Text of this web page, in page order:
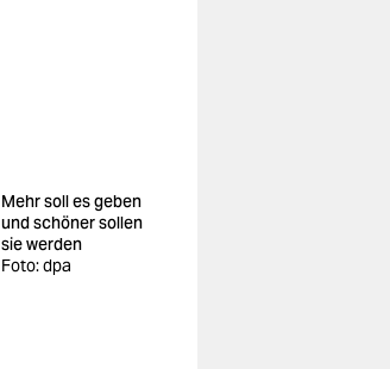
Mehr soll es geben
und schöner sollen
sie werden
Foto: dpa